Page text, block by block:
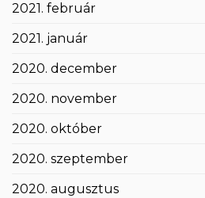
2021. február
2021. január
2020. december
2020. november
2020. október
2020. szeptember
2020. augusztus